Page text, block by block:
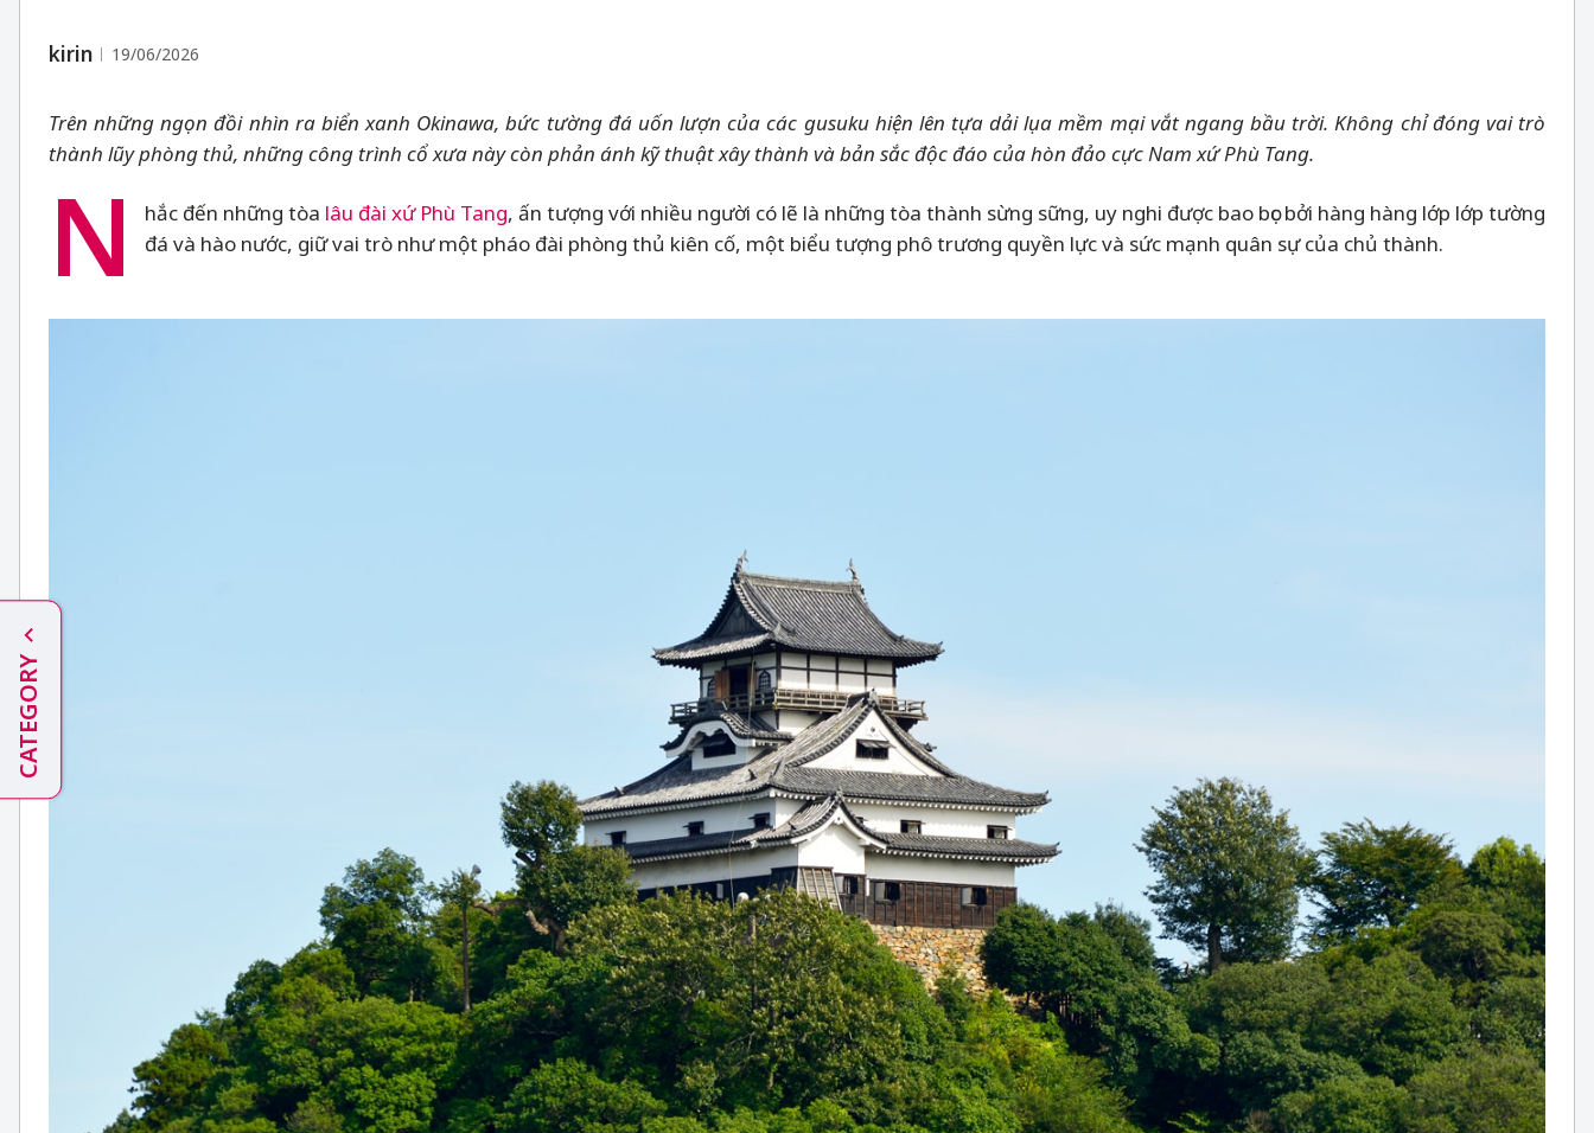
kirin 19/06/2026
Trên những ngọn đồi nhìn ra biển xanh Okinawa, bức tường đá uốn lượn của các gusuku hiện lên tựa dải lụa mềm mại vắt ngang bầu trời. Không chỉ đóng vai trò
thành lũy phòng thủ, những công trình cổ xưa này còn phản ánh kỹ thuật xây thành và bản sắc độc đáo của hòn đảo cực Nam xứ Phù Tang.
N hắc đến những tòa lâu đài xứ Phù Tang, ấn tượng với nhiều người có lẽ là những tòa thành sừng sững, uy nghi được bao bọc bởi hàng hàng lớp lớp tường
đá và hào nước, giữ vai trò như một pháo đài phòng thủ kiên cố, một biểu tượng phô trương quyền lực và sức mạnh quân sự của chủ thành.
CATEGORY